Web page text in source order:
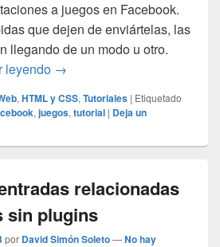
a juegos en Facebook.
que dejen de enviártelas, las
llegando de un modo u otro.
leyendo Bloquear invitaciones a
→
, HTML y CSS, Tutoriales | Etiquetado
, juegos, tutorial | Deja un
relacionadas
sin plugins
por David Simón Soleto—No hay